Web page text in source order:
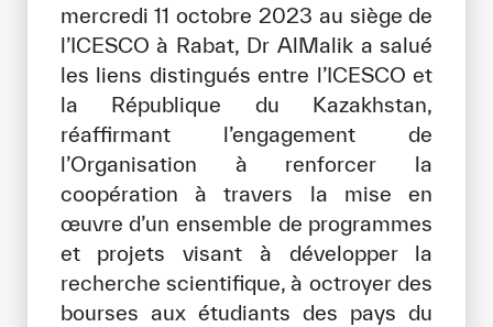
Pour les fournisseurs
Devenir partenaire
Soutien et dons
©Copyright ICESCO. Tous droits réservés.
Conditions d’utilisation
Politique de confidentialité
Politique et procédure concernant l’IA
PPSSI
mercredi 11 octobre 2023 au siège de
l’ICESCO à Rabat, Dr AlMalik a salué
les liens distingués entre l’ICESCO et
la République du Kazakhstan,
réaffirmant l’engagement de
l’Organisation à renforcer la
coopération à travers la mise en
œuvre d’un ensemble de programmes
et projets visant à développer la
recherche scientifique, à octroyer des
bourses aux étudiants des pays du